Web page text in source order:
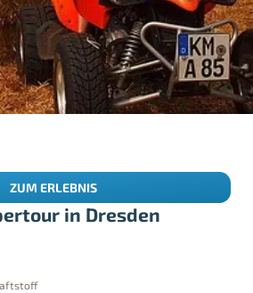
in Dresden
ZUM ERLEBNIS